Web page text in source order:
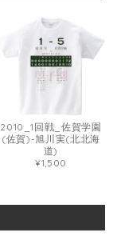
2010_1回戦_佐賀学園
(佐賀)-旭川実(北北海
道)
¥1,500